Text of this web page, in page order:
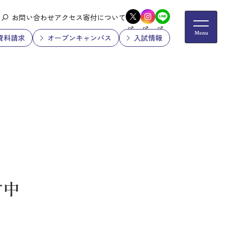
お問い合わせアクセス寄付について
料請求 オープンキャンパス 入試情報